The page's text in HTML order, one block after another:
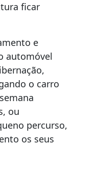
ficar
e
automóvel
o carro
ou
percurso,
os seus